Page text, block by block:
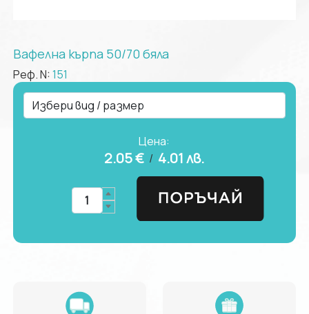
Вафелна кърпа 50/70 бяла
Реф. N:151
Цена:
2.05 € / 4.01лв.